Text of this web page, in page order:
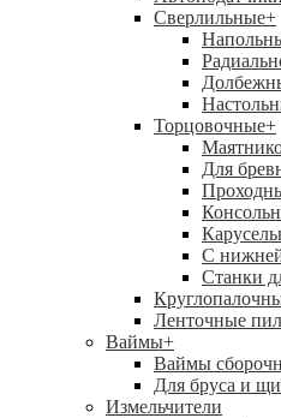
Сверлильные+
Торцовочные+
Для
С
Станки
Ленточные
Ваймы+
Ваймы
Для бруса и
Измельчители